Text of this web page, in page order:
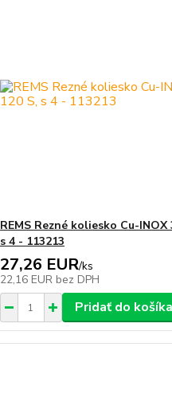
REMS Rezné koliesko Cu-INOX
s 4 - 113213
27,26 EUR/ks
22,16 EUR bez DPH
Pridať do košíka